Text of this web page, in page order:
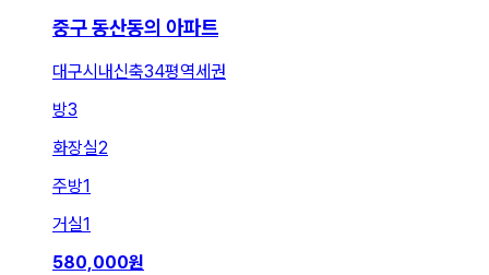
중구 동산동의 아파트
대구시내신축34평역세권
방3
화장실2
주방1
거실1
580,000원